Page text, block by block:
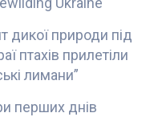
дикої природи під
птахів прилетіли
лимани”
перших днів